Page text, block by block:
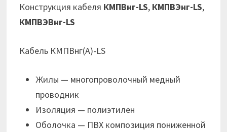
Конструкция кабеля КМПВнг-LS, КМПВЭнг-LS,
КМПВЭВнг-LS
Кабель КМПВнг(А)-LS
Жилы — многопроволочный медный
проводник
Изоляция — полиэтилен
Оболочка — ПВХ композиция пониженной